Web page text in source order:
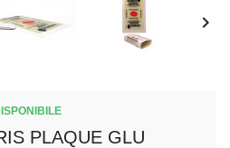

PLAQUE GLU